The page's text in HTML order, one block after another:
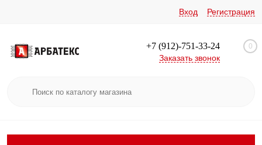
Вход Регистрация
+7 (912)-751-33-24
Заказать звонок
0